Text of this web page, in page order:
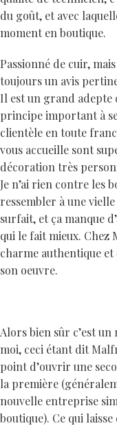
du goût, et avec
moment en boutique.
Passionné de cuir,
toujours un avis
Il est un grand adepte
principe important à
clientèle en toute
vous accueille sont
décoration très
Je n’ai rien contre les
ressembler à une
surfait, et ça manque
qui le fait mieux. Chez
charme authentique
son oeuvre.
Alors bien sûr c’est
moi, ceci étant dit
point d’ouvrir une
la première
nouvelle entreprise
boutique). Ce qui